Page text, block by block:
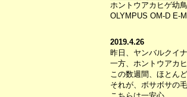
ホントウアカヒゲ幼鳥
OLYMPUS OM-D E-
2019.4.26
昨日、ヤンバルクイ
一方、ホントウアカ
この数週間、ほとん
それが、ボサボサの